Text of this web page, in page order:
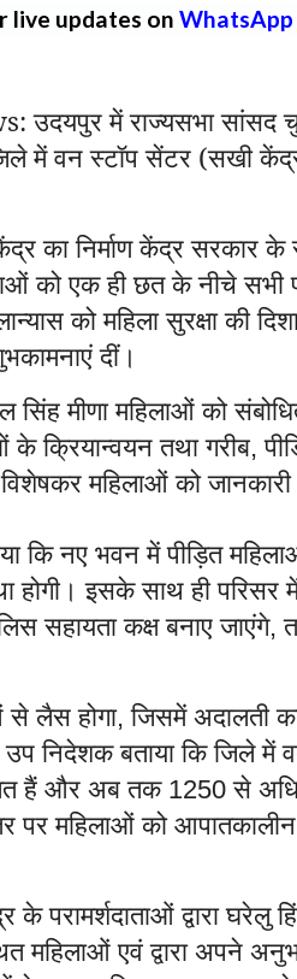
live updates on WhatsApp
में राज्यसभा सांसद
में वन स्टॉप सेंटर (सखी
का निर्माण केंद्र सरकार
को एक ही छत के नीचे सभी
को महिला सुरक्षा की
दीं।
सिंह मीणा महिलाओं को
क्रियान्वयन तथा गरीब,
महिलाओं को
कि नए भवन में पीड़ित
इसके साथ ही परिसर
सहायता कक्ष बनाए जाएंगे,
लैस होगा,जिसमें अदालती
निदेशक बताया कि जिले में
हैं और अब तक 1250से
महिलाओं को आपातकालीन
के परामर्शदाताओं द्वारा घरेलु
महिलाओं एवं द्वारा अपने